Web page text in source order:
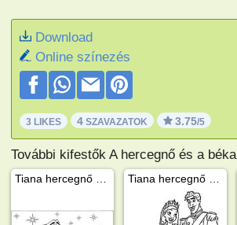
Download
Online színezés
3 LIKES 4 SZAVAZATOK 3.75/5
További kifestők A hercegnő és a béka